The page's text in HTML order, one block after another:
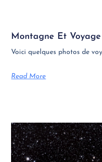
Montagne Et Voyage
Voici quelques photos de
Read More